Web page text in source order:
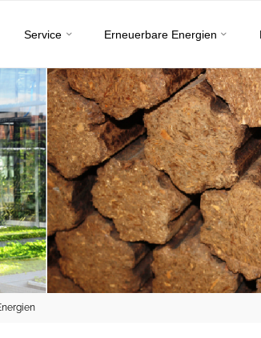
Service Erneuerbare Energien